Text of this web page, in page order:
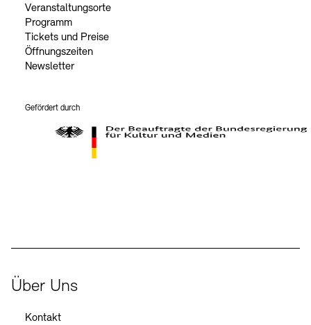
Veranstaltungsorte
Programm
Tickets und Preise
Öffnungszeiten
Newsletter
Gefördert durch
Über Uns
Kontakt